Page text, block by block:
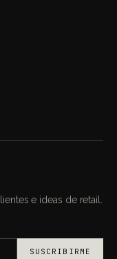
e ideas de retail.
SUSCRIBIRME